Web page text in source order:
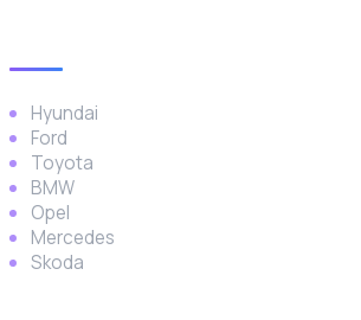
Hyundai
Ford
Toyota
BMW
Opel
Mercedes
Skoda